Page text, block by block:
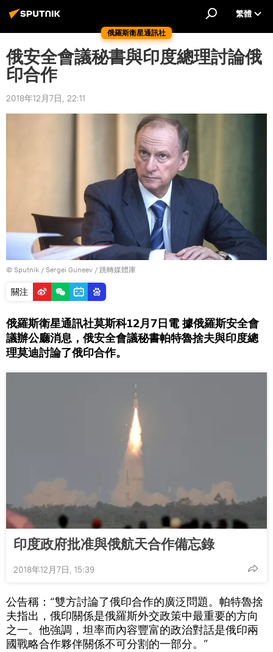
俄羅斯衛星通訊社
繁體
俄安全會議秘書與印度總理討論俄
印合作
2018年12月7日, 22:11
© Sputnik / Sergei Guneev / 跳轉媒體庫
關注
俄羅斯衛星通訊社莫斯科12月7日電 據俄羅斯安全會
議辦公廳消息，俄安全會議秘書帕特魯捨夫與印度總
理莫迪討論了俄印合作。
印度政府批准與俄航天合作備忘錄
2018年12月7日, 15:39
公告稱：“雙方討論了俄印合作的廣泛問題。帕特魯捨
夫指出，俄印關係是俄羅斯外交政策中最重要的方向
之一。他強調，坦率而內容豐富的政治對話是俄印兩
國戰略合作夥伴關係不可分割的一部分。”